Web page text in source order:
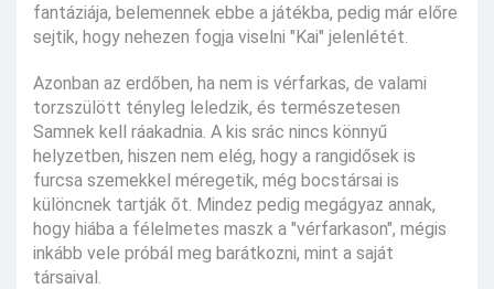
fantáziája, belemennek ebbe a játékba, pedig már előre
sejtik, hogy nehezen fogja viselni "Kai" jelenlétét.
Azonban az erdőben, ha nem is vérfarkas, de valami
torzszülött tényleg leledzik, és természetesen
Samnek kell ráakadnia. A kis srác nincs könnyű
helyzetben, hiszen nem elég, hogy a rangidősek is
furcsa szemekkel méregetik, még bocstársai is
különcnek tartják őt. Mindez pedig megágyaz annak,
hogy hiába a félelmetes maszk a "vérfarkason", mégis
inkább vele próbál meg barátkozni, mint a saját
társaival.